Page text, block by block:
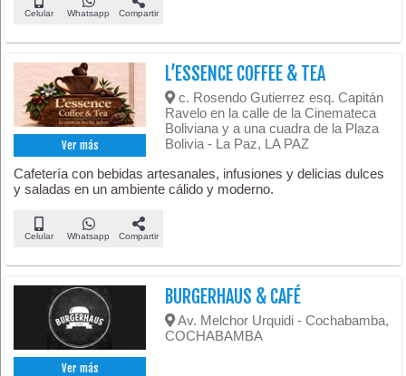
Celular Whatsapp Compartir
Ver más
L’ESSENCE COFFEE & TEA
c. Rosendo Gutierrez esq. Capitán
Ravelo en la calle de la Cinemateca
Boliviana y a una cuadra de la Plaza
Bolivia - La Paz, LA PAZ
Cafetería con bebidas artesanales, infusiones y delicias dulces
y saladas en un ambiente cálido y moderno.
Celular Whatsapp Compartir
Ver más
BURGERHAUS & CAFÉ
Av. Melchor Urquidi - Cochabamba,
COCHABAMBA